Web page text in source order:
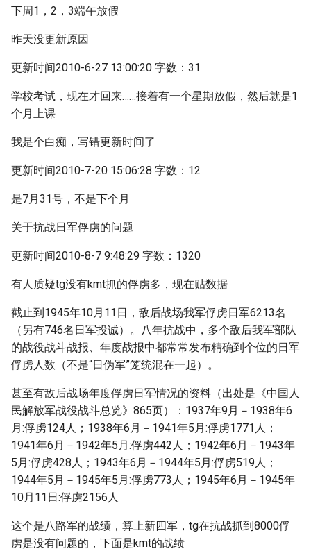
下周1，2，3端午放假
昨天没更新原因
更新时间2010-6-27 13:00:20 字数：31
学校考试，现在才回来……接着有一个星期放假，然后就是1
个月上课
我是个白痴，写错更新时间了
更新时间2010-7-20 15:06:28 字数：12
是7月31号，不是下个月
关于抗战日军俘虏的问题
更新时间2010-8-7 9:48:29 字数：1320
有人质疑tg没有kmt抓的俘虏多，现在贴数据
截止到1945年10月11日，敌后战场我军俘虏日军6213名
（另有746名日军投诚）。八年抗战中，多个敌后我军部队
的战役战斗战报、年度战报中都常常发布精确到个位的日军
俘虏人数（不是“日伪军”笼统混在一起）。
甚至有敌后战场年度俘虏日军情况的资料（出处是《中国人
民解放军战役战斗总览》865页）：1937年9月－1938年6
月:俘虏124人；1938年6月－1941年5月:俘虏1771人；
1941年6月－1942年5月:俘虏442人；1942年6月－1943年
5月:俘虏428人；1943年6月－1944年5月:俘虏519人；
1944年5月－1945年5月:俘虏773人；1945年6月－1945年
10月11日:俘虏2156人
这个是八路军的战绩，算上新四军，tg在抗战抓到8000俘
虏是没有问题的，下面是kmt的战绩